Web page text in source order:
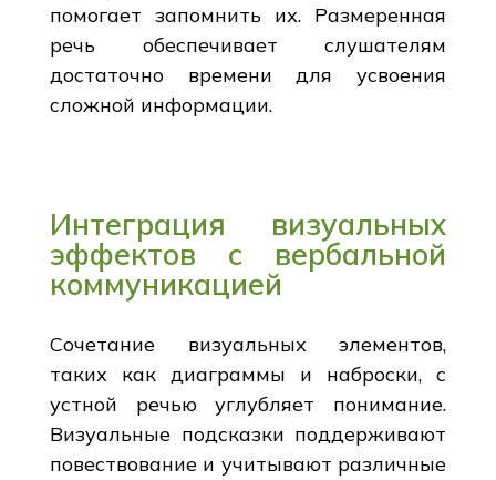
помогает запомнить их. Размеренная
речь обеспечивает слушателям
достаточно времени для усвоения
сложной информации.
Интеграция визуальных
эффектов с вербальной
коммуникацией
Сочетание визуальных элементов,
таких как диаграммы и наброски, с
устной речью углубляет понимание.
Визуальные подсказки поддерживают
повествование и учитывают различные